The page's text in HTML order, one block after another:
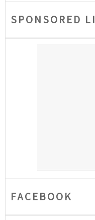
SPONSORED
FACEBOOK